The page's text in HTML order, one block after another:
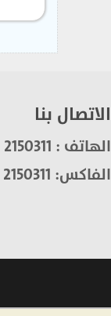
الاتصال بنا
الهاتف : 2150311
الفاكس: 2150311